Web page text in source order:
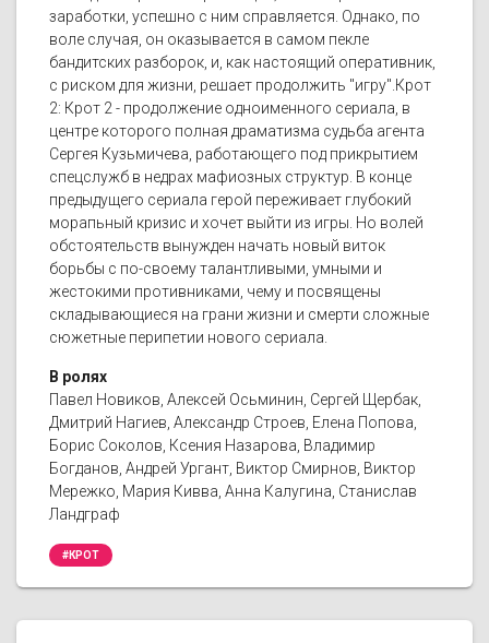
заработки, успешно с ним справляется. Однако, по
воле случая, он оказывается в самом пекле
бандитских разборок, и, как настоящий оперативник,
с риском для жизни, решает продолжить "игру".Крот
2: Крот 2 - продолжение одноименного сериала, в
центре которого полная драматизма судьба агента
Сергея Кузьмичева, работающего под прикрытием
спецслужб в недрах мафиозных структур. В конце
предыдущего сериала герой переживает глубокий
морапьный кризис и хочет выйти из игры. Но волей
обстоятельств вынужден начать новый виток
борьбы с по-своему талантливыми, умными и
жестокими противниками, чему и посвящены
складывающиеся на грани жизни и смерти сложные
сюжетные перипетии нового сериала.
В ролях
Павел Новиков, Алексей Осьминин, Сергей Щербак,
Дмитрий Нагиев, Александр Строев, Елена Попова,
Борис Соколов, Ксения Назарова, Владимир
Богданов, Андрей Ургант, Виктор Смирнов, Виктор
Мережко, Мария Кивва, Анна Калугина, Станислав
Ландграф
#КРОТ